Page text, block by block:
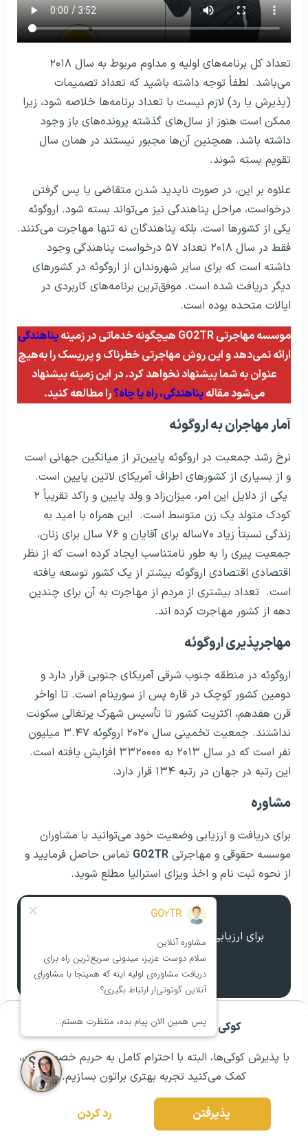
کوکی ها برای تجربه ی بهتر شما هستند!
با پذیرش کوکی‌ها، البته با احترام کامل به حریم خصوصیتون،
کمک می‌کنید تجربه بهتری براتون بسازیم.
پذیرفتن رد کردن
مشــاوره اولیه رایگان: ۰۲۱ ۴۳۰۰۰ ۰۲۱ رزرو مشاوره تخصصی
تعداد کل برنامه‌های اولیه و مداوم مربوط به سال ۲۰۱۸
می‌باشد. لطفاً توجه داشته باشید که تعداد تصمیمات
(پذیرش یا رد) لازم نیست با تعداد برنامه‌ها خلاصه شود، زیرا
ممکن است هنوز از سال‌های گذشته پرونده‌های باز وجود
داشته باشد. همچنین آن‌ها مجبور نیستند در همان سال
تقویم بسته شوند.
علاوه بر این، در صورت ناپدید شدن متقاضی یا پس گرفتن
درخواست، مراحل پناهندگی نیز می‌تواند بسته شود. اروگوئه
یکی از کشورها است، بلکه پناهندگان نه تنها مهاجرت می‌کنند.
فقط در سال ۲۰۱۸ تعداد ۵۷ درخواست پناهندگی وجود
داشته است که برای سایر شهروندان از اروگوئه در کشورهای
دیگر دریافت شده است. موفق‌ترین برنامه‌های کاربردی در
ایالات متحده بوده است.
موسسه مهاجرتی GO2TR هیچگونه خدماتی در زمینه
پناهندگی
ارائه نمی‌دهد و این روش مهاجرتی خطرناک و پرریسک را به‌هیچ
عنوان به شما پیشنهاد نخواهد کرد. در این زمینه پیشنهاد
می‌شود مقالهپناهندگی، راه یا چاه؟را مطالعه کنید.
آمار مهاجران به اروگوئه
نرخ رشد جمعیت در اروگوئه پایین‌تر از میانگین جهانی است
و از بسیاری از کشورهای اطراف آمریکای لاتین پایین است.
یکی از دلایل این امر، میزان‌زاد و ولد پایین و راکد تقریباً ۲
کودک متولد یک زن متوسط ​​است. این همراه با امید به
زندگی نسبتاً زیاد ۷۰ساله برای آقایان و ۷۶ سال برای زنان،
جمعیت پیری را به طور نامتناسب ایجاد کرده است که از نظر
اقتصادی اقتصادی اروگوئه بیشتر از یک کشور توسعه یافته
است. تعداد بیشتری از مردم از مهاجرت به آن برای چندین
دهه از کشور مهاجرت کرده اند.
مهاجرپذیری اروگوئه
اروگوئه در منطقه جنوب شرقی آمریکای جنوبی قرار دارد و
دومین کشور کوچک در قاره پس از سورینام است. تا اواخر
قرن هفدهم، اکثریت کشور تا تأسیس شهرک پرتغالی سکونت
نداشتند. جمعیت تخمینی سال ۲۰۲۰ اروگوئه ۳.۴۷ میلیون
نفر است که در سال ۲۰۱۳ به ۳۳۲۰۰۰۰ افزایش یافته است.
این رتبه در جهان در رتبه ۱۳۴ قرار دارد.
مشاوره
برای دریافت و ارزیابی وضعیت خود می‌توانید با مشاوران
موسسه حقوقی و مهاجرتی GO2TR تماس حاصل فرمایید و
از نحوه ثبت نام و اخذ ویزا‌ی استرالیا مطلع شوید.
ارزیابی تحصیلی
برای ارزیابی مهاجرت، با موسسه ما تماس بگیرید.
تماس
همــــــــــــین الان مشــاوره
بگیــر!
هفت روز هفته از ساعت صبح تا۱۲شب